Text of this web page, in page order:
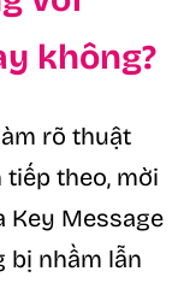
không?
rõ thuật
tiếp theo, mời
Key Message
bị nhầm lẫn